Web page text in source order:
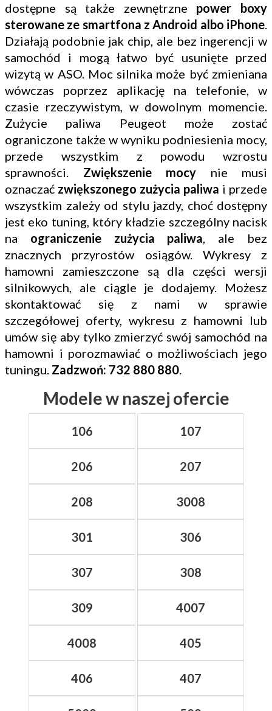
dostępne są także zewnętrzne power boxy
sterowane ze smartfona z Android albo iPhone.
Działają podobnie jak chip, ale bez ingerencji w
samochód i mogą łatwo być usunięte przed
wizytą w ASO. Moc silnika może być zmieniana
wówczas poprzez aplikację na telefonie, w
czasie rzeczywistym, w dowolnym momencie.
Zużycie paliwa Peugeot może zostać
ograniczone także w wyniku podniesienia mocy,
przede wszystkim z powodu wzrostu
sprawności. Zwiększenie mocy nie musi
oznaczać zwiększonego zużycia paliwa i przede
wszystkim zależy od stylu jazdy, choć dostępny
jest eko tuning, który kładzie szczególny nacisk
na ograniczenie zużycia paliwa, ale bez
znacznych przyrostów osiągów. Wykresy z
hamowni zamieszczone są dla części wersji
silnikowych, ale ciągle je dodajemy. Możesz
skontaktować się z nami w sprawie
szczegółowej oferty, wykresu z hamowni lub
umów się aby tylko zmierzyć swój samochód na
hamowni i porozmawiać o możliwościach jego
tuningu. Zadzwoń: 732 880 880.
Modele w naszej ofercie
106 107
206 207
208 3008
301 306
307 308
309 4007
4008 405
406 407